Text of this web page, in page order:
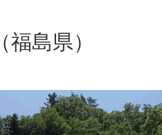
島県）